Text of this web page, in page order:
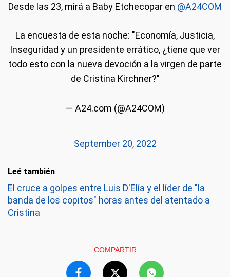
Desde las 23, mirá a Baby Etchecopar en @A24COM
La encuesta de esta noche: "Economía, Justicia,
Inseguridad y un presidente errático, ¿tiene que ver
todo esto con la nueva devoción a la virgen de parte
de Cristina Kirchner?"
— A24.com (@A24COM)
September 20, 2022
Leé también
El cruce a golpes entre Luis D'Elía y el líder de "la
banda de los copitos" horas antes del atentado a
Cristina
COMPARTIR